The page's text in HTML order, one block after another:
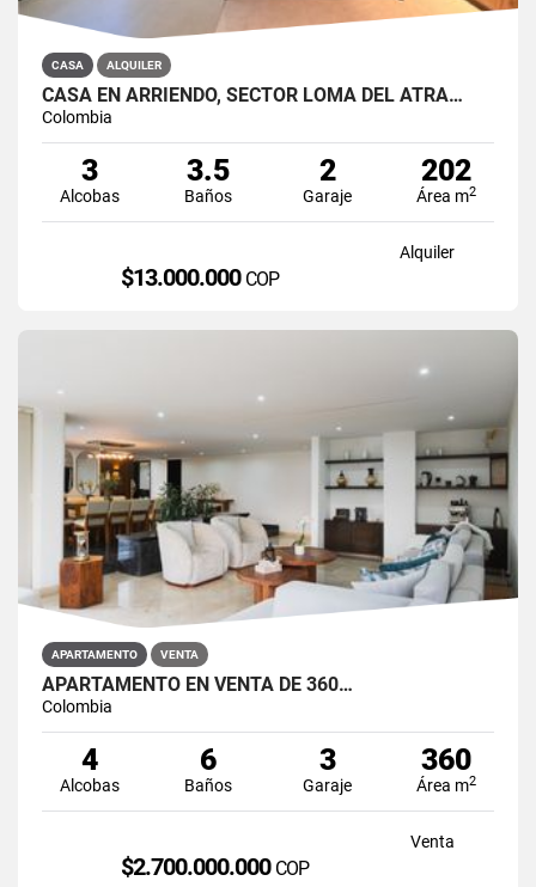
CASA ALQUILER
CASA EN ARRIENDO, SECTOR LOMA DEL ATRA…
Colombia
3
Alcobas
3.5
Baños
2
Garaje
202
Área m2
Alquiler
$13.000.000 COP
APARTAMENTO VENTA
APARTAMENTO EN VENTA DE 360…
Colombia
4
Alcobas
6
Baños
3
Garaje
360
Área m2
Venta
$2.700.000.000 COP